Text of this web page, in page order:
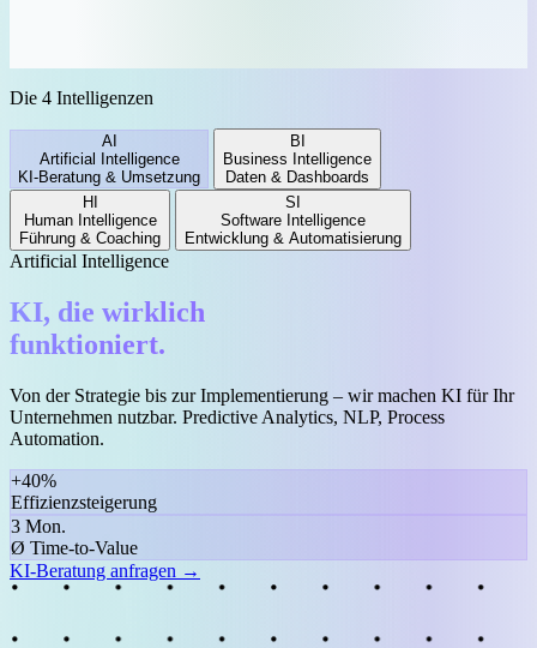
Die 4 Intelligenzen
AI
Artificial Intelligence
KI-Beratung & Umsetzung
BI
Business Intelligence
Daten & Dashboards
HI
Human Intelligence
Führung & Coaching
SI
Software Intelligence
Entwicklung & Automatisierung
Artificial Intelligence
KI, die wirklich
funktioniert.
Von der Strategie bis zur Implementierung – wir machen KI für Ihr
Unternehmen nutzbar. Predictive Analytics, NLP, Process
Automation.
+40%
Effizienzsteigerung
3 Mon.
Ø Time-to-Value
KI-Beratung anfragen →